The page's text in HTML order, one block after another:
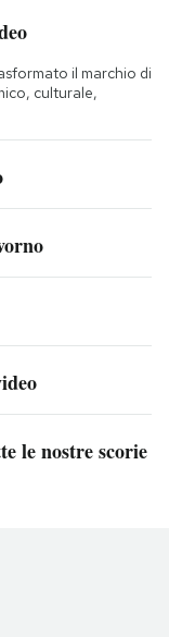
il marchio di
culturale,
le nostre scorie